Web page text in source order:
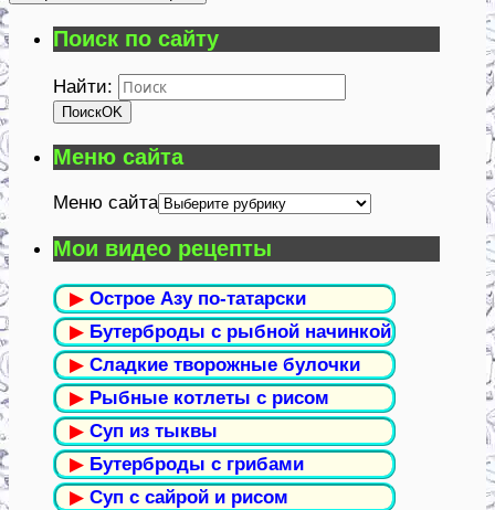
Поиск по сайту
Найти:
ПоискOK
Меню сайта
Меню сайта
Мои видео рецепты
▶ Острое Азу по-татарски
▶ Бутерброды с рыбной начинкой
▶ Сладкие творожные булочки
▶ Рыбные котлеты с рисом
▶ Суп из тыквы
▶ Бутерброды с грибами
▶ Суп с сайрой и рисом